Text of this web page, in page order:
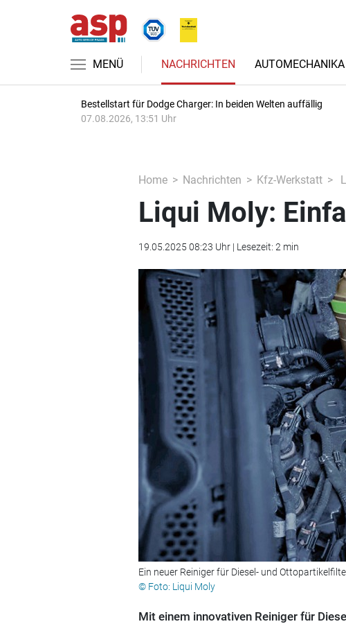
MENÜ NACHRICHTEN
Bestellstart für Dodge Charger: In beiden Welten auffällig
07.08.2026, 13:51 Uhr
Home Nachrichten Kfz-Werkstatt
Liqui Moly:
19.05.2025 08:23 Uhr | Lesezeit: 2 min
Ein neuer Reiniger für Diesel- und
© Foto: Liqui Moly
Mit einem innovativen Reiniger für